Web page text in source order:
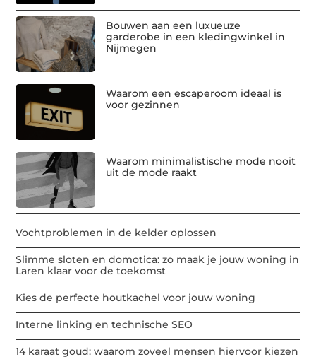
Bouwen aan een luxueuze
garderobe in een kledingwinkel in
Nijmegen
Waarom een escaperoom ideaal is
voor gezinnen
Waarom minimalistische mode nooit
uit de mode raakt
Vochtproblemen in de kelder oplossen
Slimme sloten en domotica: zo maak je jouw woning in
Laren klaar voor de toekomst
Kies de perfecte houtkachel voor jouw woning
Interne linking en technische SEO
14 karaat goud: waarom zoveel mensen hiervoor kiezen